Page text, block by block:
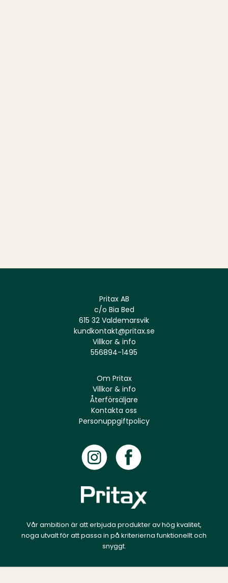
Pritax AB
c/o Bia Bed
615 32 Valdemarsvik
kundkontakt@pritax.se
Villkor & info
556894-1495
Om Pritax
Villkor & info
Återförsäljare
Kontakta oss
Personuppgiftpolicy
Vår ambition är att erbjuda produkter av hög kvalitet,
noga utvalt för att passa in på kriterierna funktionellt och
snyggt.